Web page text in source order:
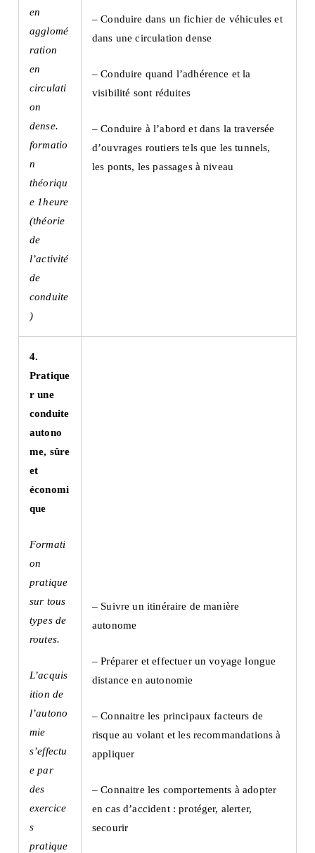
en
agglomé
ration
en
circulati
on
dense.
formatio
n
théoriqu
e 1heure
(théorie
de
l’activité
de
conduite
)
– Conduire dans un fichier de véhicules et
dans une circulation dense
– Conduire quand l’adhérence et la
visibilité sont réduites
– Conduire à l’abord et dans la traversée
d’ouvrages routiers tels que les tunnels,
les ponts, les passages à niveau
4.
Pratique
r une
conduite
autono
me, sûre
et
économi
que
Formati
on
pratique
sur tous
types de
routes.
L’acquis
ition de
l’autono
mie
s’effectu
e par
des
exercice
s
pratique
– Suivre un itinéraire de manière
autonome
– Préparer et effectuer un voyage longue
distance en autonomie
– Connaitre les principaux facteurs de
risque au volant et les recommandations à
appliquer
– Connaitre les comportements à adopter
en cas d’accident : protéger, alerter,
secourir